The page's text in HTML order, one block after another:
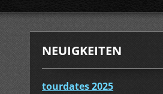
NEUIGKEITEN
tourdates 2025